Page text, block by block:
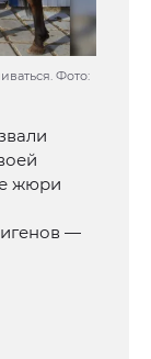
Фото:
жюри
—